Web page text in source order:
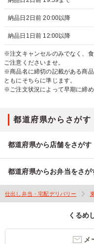
納品日2日前 20:00以降
納品日1日前 12:00以降
※注文キャンセルのみでなく、
ご注意くださいませ。
※商品名に締切の記載がある商
ともにそちらに準じます。
※ご注文状況によって早期に締
都道府県からさがす
都道府県から店舗をさがす
都道府県からお弁当をさが
仕出し弁当・宅配デリバリー
くるめ
メ